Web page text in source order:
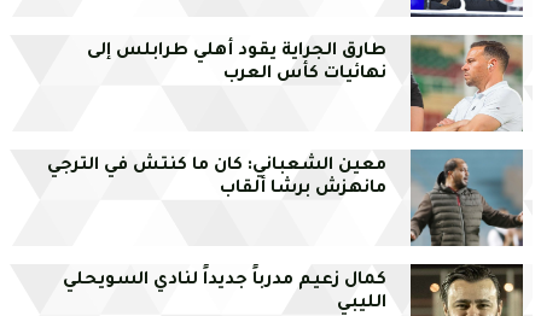
طارق الجراية يقود أهلي طرابلس إلى
نهائيات كأس العرب
معين الشعباني: كان ما كنتش في الترجي
مانهزش برشا ألقاب
كمال زعيم مدرباً جديداً لنادي السويحلي
الليبي